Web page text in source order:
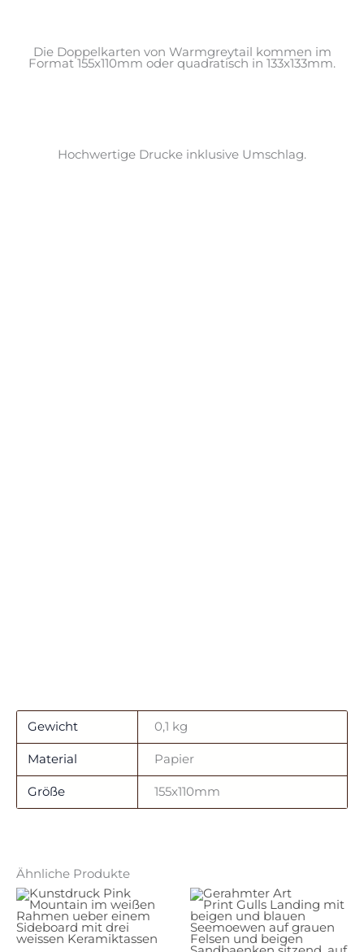
Die Doppelkarten von Warmgreytail kommen im
Format 155x110mm oder quadratisch in 133x133mm.
Hochwertige Drucke inklusive Umschlag.
Gewicht 0,1 kg
Material Papier
Größe 155x110mm
Ähnliche Produkte